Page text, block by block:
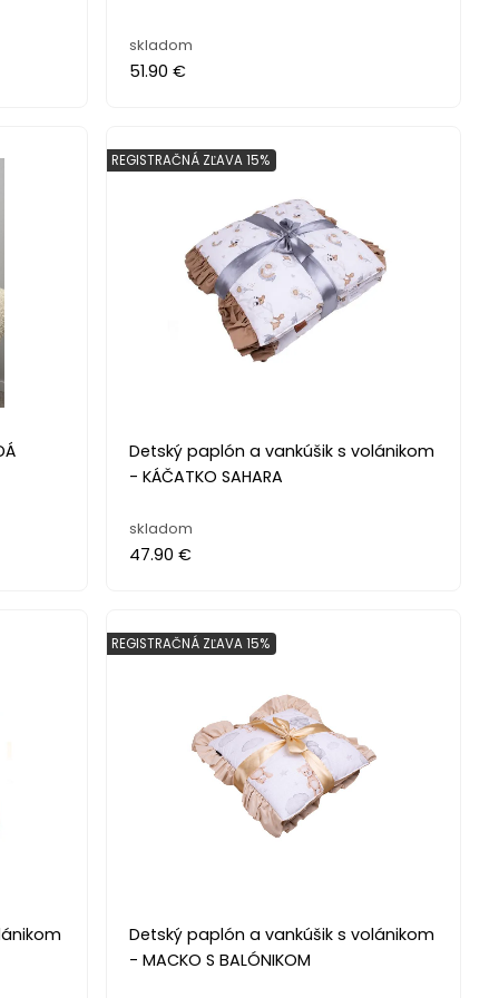
skladom
51.90 €
Detský paplón a vankúšik s volánikom
- KÁČATKO SAHARA
REGISTRAČNÁ ZĽAVA 15%
skladom
47.90 €
Detský paplón a vankúšik s volánikom
- MACKO S BALÓNIKOM
REGISTRAČNÁ ZĽAVA 15%